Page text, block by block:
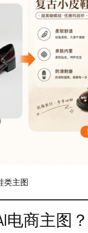
类主图
商主图？